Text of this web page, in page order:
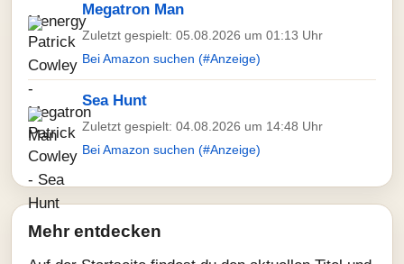
Megatron Man
Zuletzt gespielt: 05.08.2026 um 01:13 Uhr
Bei Amazon suchen (#Anzeige)
Sea Hunt
Zuletzt gespielt: 04.08.2026 um 14:48 Uhr
Bei Amazon suchen (#Anzeige)
Mehr entdecken